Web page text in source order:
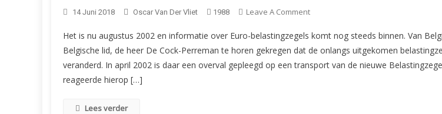
14 Juni 2018 Oscar Van Der Vliet 1988 Leave A CommentOn
Nieuwe
Euro,
Een
Het is nu augustus 2002 en informatie over Euro-belastingzegels komt nog steeds binnen. Van
Belgische lid, de heer De Cock-Perreman te horen gekregen dat de onlangs uitgekomen
veranderd. In april 2002 is daar een overval gepleegd op een transport van de nieuwe
reageerde hierop […]
Lees verder